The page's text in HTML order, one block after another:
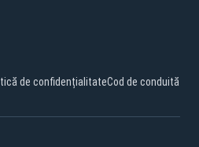
de confidențialitateCod de conduită